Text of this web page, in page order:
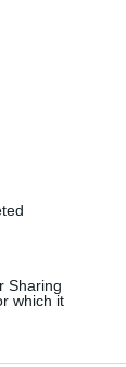
Sharing
which it